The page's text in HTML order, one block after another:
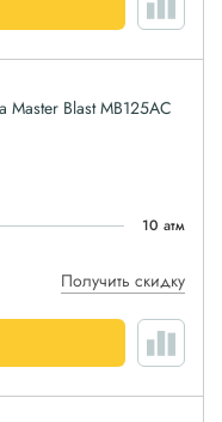
Master Blast MB125AC
10 атм
Получить скидку